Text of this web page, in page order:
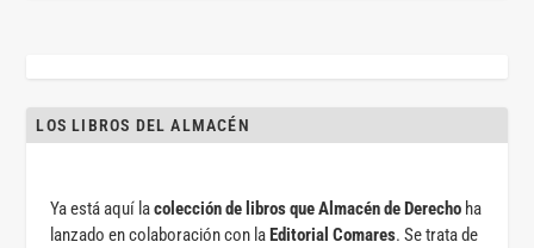
LOS LIBROS DEL ALMACÉN
Ya está aquí lacolección de libros que Almacén de Derecho ha
lanzado en colaboración con laEditorial Comares. Se trata de